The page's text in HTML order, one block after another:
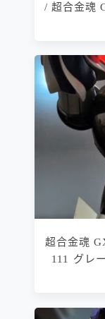
/ 超合金魂
超合金魂
111 グレ